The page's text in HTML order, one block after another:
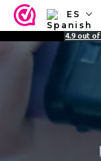
ES
NL
ES
4.9 out of